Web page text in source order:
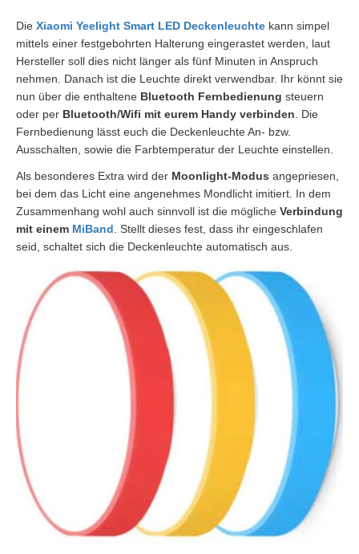
Die Xiaomi Yeelight Smart LED Deckenleuchte kann simpel
mittels einer festgebohrten Halterung eingerastet werden, laut
Hersteller soll dies nicht länger als fünf Minuten in Anspruch
nehmen. Danach ist die Leuchte direkt verwendbar. Ihr könnt sie
nun über die enthaltene Bluetooth Fernbedienung steuern
oder per Bluetooth/Wifi mit eurem Handy verbinden . Die
Fernbedienung lässt euch die Deckenleuchte An- bzw.
Ausschalten, sowie die Farbtemperatur der Leuchte einstellen.
Als besonderes Extra wird der Moonlight-Modus angepriesen,
bei dem das Licht eine angenehmes Mondlicht imitiert. In dem
Zusammenhang wohl auch sinnvoll ist die mögliche Verbindung
mit einem MiBand . Stellt dieses fest, dass ihr eingeschlafen
seid, schaltet sich die Deckenleuchte automatisch aus.